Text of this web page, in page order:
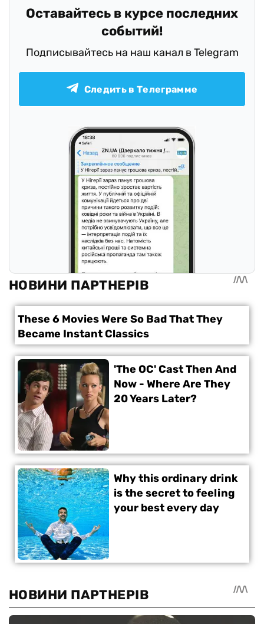
Оставайтесь в курсе последних
событий!
Подписывайтесь на наш канал в Telegram
Следить в Телеграмме